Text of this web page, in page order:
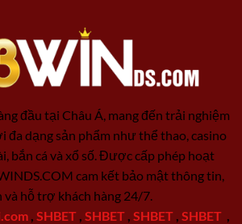
đầu tại Châu Á, mang đến trải nghiệm
đa dạng sản phẩm như thể thao, casino
bắn cá và xổ số. Được cấp phép hoạt
cam kết bảo mật thông tin,
và hỗ trợ khách hàng 24/7.
SHBET SHBET SHBET SHBET